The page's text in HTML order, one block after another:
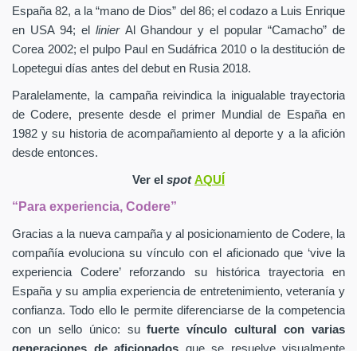
España 82, a la “mano de Dios” del 86; el codazo a Luis Enrique
en USA 94; el linier Al Ghandour y el popular “Camacho” de
Corea 2002; el pulpo Paul en Sudáfrica 2010 o la destitución de
Lopetegui días antes del debut en Rusia 2018.
Paralelamente, la campaña reivindica la inigualable trayectoria
de Codere, presente desde el primer Mundial de España en
1982 y su historia de acompañamiento al deporte y a la afición
desde entonces.
Ver el spotAQUÍ
“Para experiencia, Codere”
Gracias a la nueva campaña y al posicionamiento de Codere, la
compañía evoluciona su vínculo con el aficionado que ‘vive la
experiencia Codere’ reforzando su histórica trayectoria en
España y su amplia experiencia de entretenimiento, veteranía y
confianza. Todo ello le permite diferenciarse de la competencia
con un sello único: sufuerte vínculo cultural con varias